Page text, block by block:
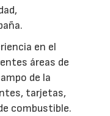
en el
áreas de
de la
tarjetas,
combustible.